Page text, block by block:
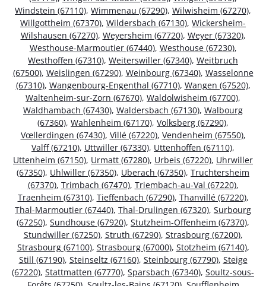
Windstein (67110), Wimmenau (67290), Wilwisheim (67270),
Willgottheim (67370), Wildersbach (67130), Wickersheim-
Wilshausen (67270), Weyersheim (67720), Weyer (67320),
Westhouse-Marmoutier (67440), Westhouse (67230),
Westhoffen (67310), Weiterswiller (67340), Weitbruch
(67500), Weislingen (67290), Weinbourg (67340), Wasselonne
(67310), Wangenbourg-Engenthal (67710), Wangen (67520),
Waltenheim-sur-Zorn (67670), Waldolwisheim (67700),
Waldhambach (67430), Waldersbach (67130), Walbourg
(67360), Wahlenheim (67170), Volksberg (67290),
Vœllerdingen (67430), Villé (67220), Vendenheim (67550),
Valff (67210), Uttwiller (67330), Uttenhoffen (67110),
Uttenheim (67150), Urmatt (67280), Urbeis (67220), Uhrwiller
(67350), Uhlwiller (67350), Uberach (67350), Truchtersheim
(67370), Trimbach (67470), Triembach-au-Val (67220),
Traenheim (67310), Tieffenbach (67290), Thanvillé (67220),
Thal-Marmoutier (67440), Thal-Drulingen (67320), Surbourg
(67250), Sundhouse (67920), Stutzheim-Offenheim (67370),
Stundwiller (67250), Struth (67290), Strasbourg (67200),
Strasbourg (67100), Strasbourg (67000), Stotzheim (67140),
Still (67190), Steinseltz (67160), Steinbourg (67790), Steige
(67220), Stattmatten (67770), Sparsbach (67340), Soultz-sous-